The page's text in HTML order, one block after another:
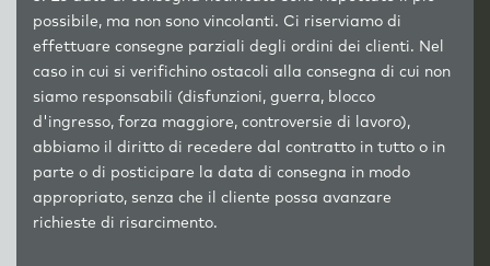
possibile, ma non sono vincolanti. Ci riserviamo di
effettuare consegne parziali degli ordini dei clienti. Nel
caso in cui si verifichino ostacoli alla consegna di cui non
siamo responsabili (disfunzioni, guerra, blocco
d'ingresso, forza maggiore, controversie di lavoro),
abbiamo il diritto di recedere dal contratto in tutto o in
parte o di posticipare la data di consegna in modo
appropriato, senza che il cliente possa avanzare
richieste di risarcimento.